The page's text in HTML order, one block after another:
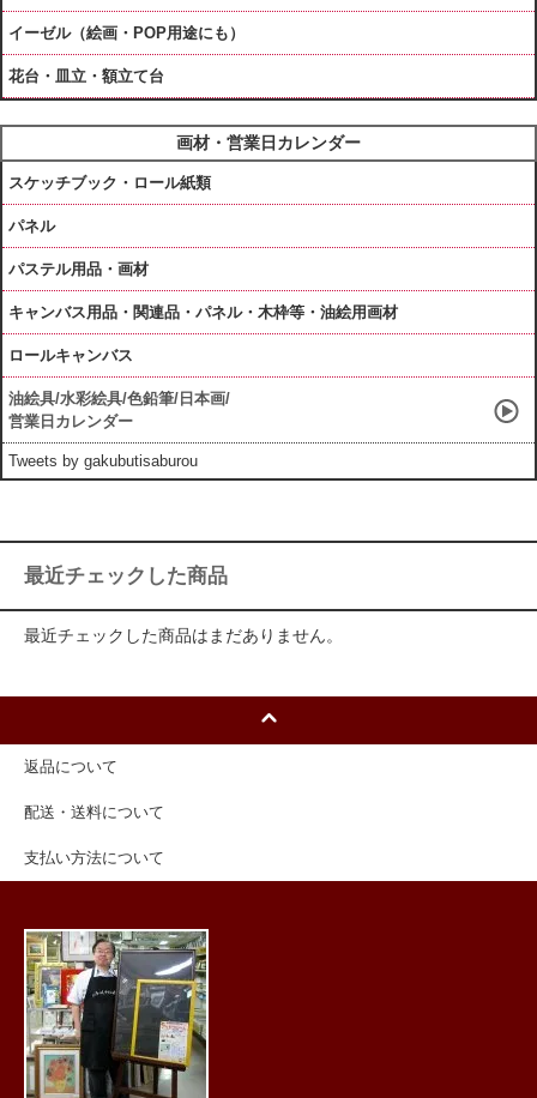
イーゼル（絵画・POP用途にも）
花台・皿立・額立て台
画材・営業日カレンダー
スケッチブック・ロール紙類
パネル
パステル用品・画材
キャンバス用品・関連品・パネル・木枠等・油絵用画材
ロールキャンバス
油絵具/水彩絵具/色鉛筆/日本画/
営業日カレンダー
Tweets by gakubutisaburou
最近チェックした商品
最近チェックした商品はまだありません。
返品について
配送・送料について
支払い方法について